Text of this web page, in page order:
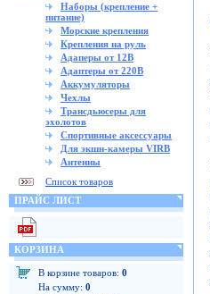
Наборы (крепление +
питание)
Морские крепления
Крепления на руль
Адаперы от 12В
Адаптеры от 220В
Аккумуляторы
Чехлы
Трансдьюсеры для
эхолотов
Спортивные аксессуары
Для экшн-камеры VIRB
Антенны
Список товаров
ПРАЙС ЛИСТ
КОРЗИНА
В корзине товаров: 0
На сумму: 0